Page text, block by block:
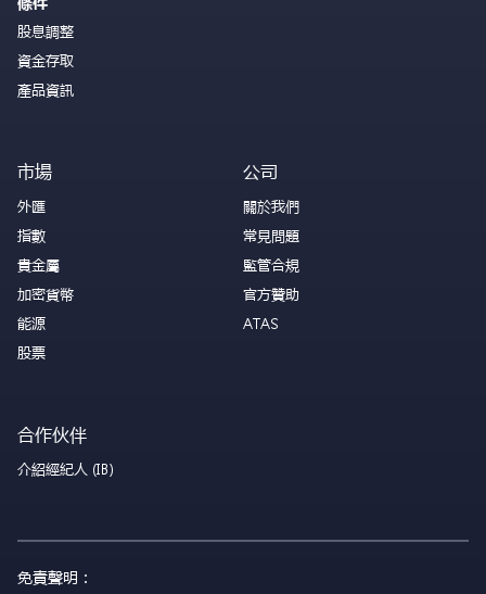
股息調整
資金存取
產品資訊
市場
外匯
指數
貴金屬
加密貨幣
能源
股票
公司
關於我們
常見問題
監管合規
官方贊助
ATAS
合作伙伴
介紹經紀人 (IB)
免責聲明：